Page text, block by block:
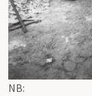
NB: